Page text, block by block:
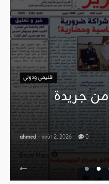
اقليمي ودولي
العدد 602 من جريدة
ahmed - août 2, 2026 0
Read More